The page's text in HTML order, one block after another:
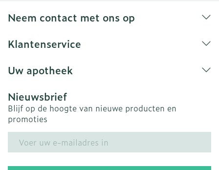
Neem contact met ons op
Klantenservice
Uw apotheek
Nieuwsbrief
Blijf op de hoogte van nieuwe producten en
promoties